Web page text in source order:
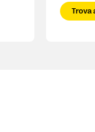
Trova